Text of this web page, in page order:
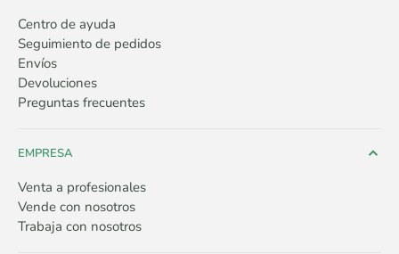
Centro de ayuda
Seguimiento de pedidos
Envíos
Devoluciones
Preguntas frecuentes
EMPRESA
Venta a profesionales
Vende con nosotros
Trabaja con nosotros